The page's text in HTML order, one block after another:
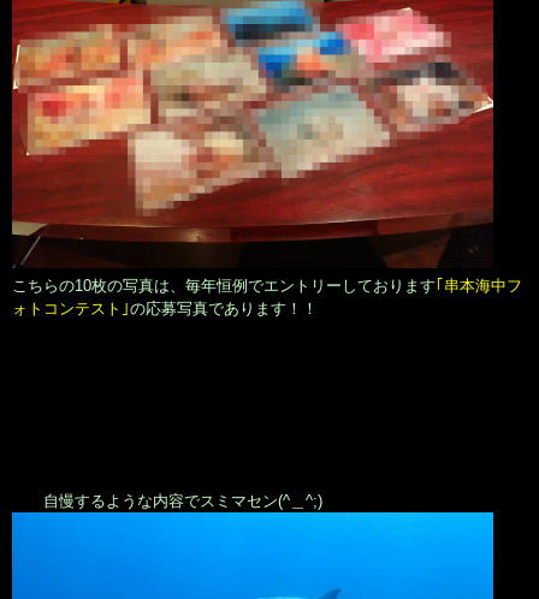
こちらの10枚の写真は、毎年恒例でエントリーしております｢串本海中フ
ォトコンテスト｣の応募写真であります！！
自慢するような内容でスミマセン(^＿^;)